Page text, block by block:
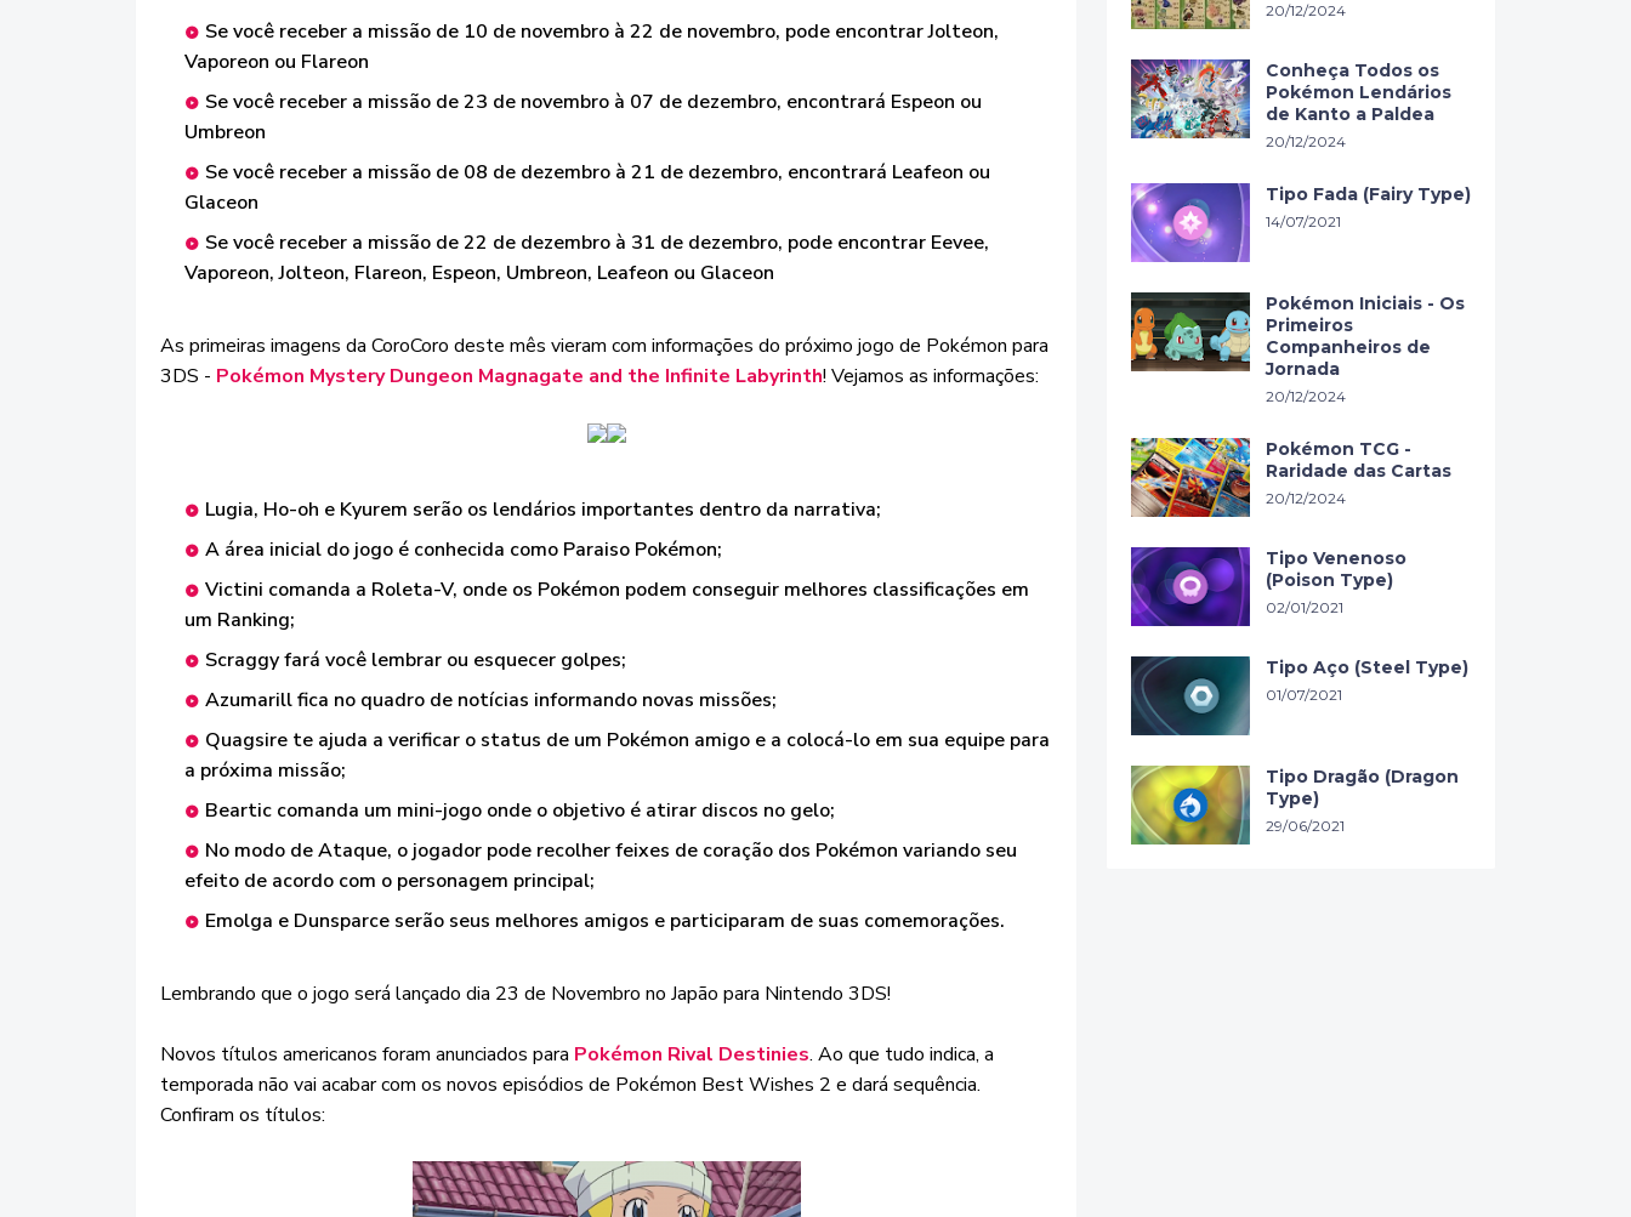
Se você receber a missão de 10 de novembro à 22 de novembro, pode encontrar Jolteon,
Vaporeon ou Flareon
Se você receber a missão de 23 de novembro à 07 de dezembro, encontrará Espeon ou
Umbreon
Se você receber a missão de 08 de dezembro à 21 de dezembro, encontrará Leafeon ou
Glaceon
Se você receber a missão de 22 de dezembro à 31 de dezembro, pode encontrar Eevee,
Vaporeon, Jolteon, Flareon, Espeon, Umbreon, Leafeon ou Glaceon
As primeiras imagens da CoroCoro deste mês vieram com informações do próximo jogo de Pokémon para
3DS - Pokémon Mystery Dungeon Magnagate and the Infinite Labyrinth! Vejamos as informações:
Lugia, Ho-oh e Kyurem serão os lendários importantes dentro da narrativa;
A área inicial do jogo é conhecida como Paraiso Pokémon;
Victini comanda a Roleta-V, onde os Pokémon podem conseguir melhores classificações em
um Ranking;
Scraggy fará você lembrar ou esquecer golpes;
Azumarill fica no quadro de notícias informando novas missões;
Quagsire te ajuda a verificar o status de um Pokémon amigo e a colocá-lo em sua equipe para
a próxima missão;
Beartic comanda um mini-jogo onde o objetivo é atirar discos no gelo;
No modo de Ataque, o jogador pode recolher feixes de coração dos Pokémon variando seu
efeito de acordo com o personagem principal;
Emolga e Dunsparce serão seus melhores amigos e participaram de suas comemorações.
Lembrando que o jogo será lançado dia 23 de Novembro no Japão para Nintendo 3DS!
Novos títulos americanos foram anunciados para Pokémon Rival Destinies. Ao que tudo indica, a
temporada não vai acabar com os novos episódios de Pokémon Best Wishes 2 e dará sequência.
Confiram os títulos:
20/12/2024
Conheça Todos os
Pokémon Lendários
de Kanto a Paldea
20/12/2024
Tipo Fada (Fairy Type)
14/07/2021
Pokémon Iniciais - Os
Primeiros
Companheiros de
Jornada
20/12/2024
Pokémon TCG -
Raridade das Cartas
20/12/2024
Tipo Venenoso
(Poison Type)
02/01/2021
Tipo Aço (Steel Type)
01/07/2021
Tipo Dragão (Dragon
Type)
29/06/2021